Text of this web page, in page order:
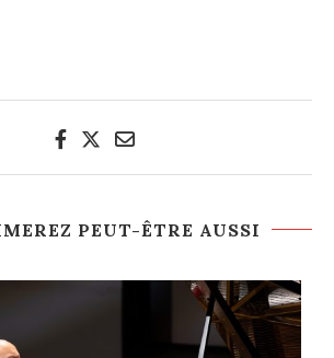
PEUT-ÊTRE AUSSI